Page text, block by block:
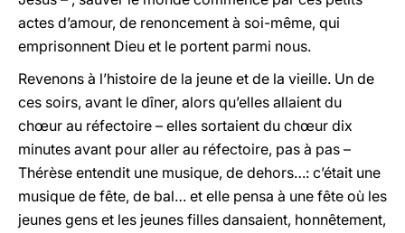
actes d’amour, de renoncement à soi-même, qui
emprisonnent Dieu et le portent parmi nous.
Revenons à l’histoire de la jeune et de la vieille. Un de
ces soirs, avant le dîner, alors qu’elles allaient du
chœur au réfectoire – elles sortaient du chœur dix
minutes avant pour aller au réfectoire, pas à pas –
Thérèse entendit une musique, de dehors…: c’était une
musique de fête, de bal… et elle pensa à une fête où les
jeunes gens et les jeunes filles dansaient, honnêtement,